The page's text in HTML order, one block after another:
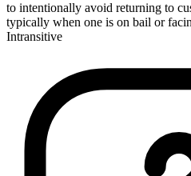
to intentionally avoid returning to
typically when one is on bail or
Intransitive